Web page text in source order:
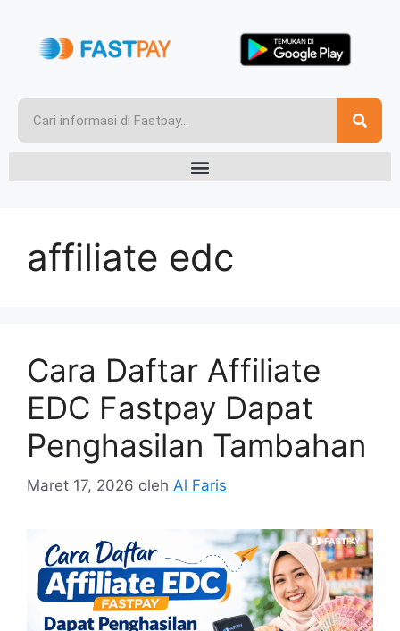
affiliate edc
Cara Daftar Affiliate
EDC Fastpay Dapat
Penghasilan Tambahan
Maret 17, 2026 oleh Al Faris